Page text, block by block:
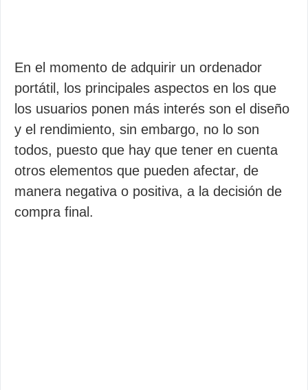
En el momento de adquirir un ordenador
portátil, los principales aspectos en los que
los usuarios ponen más interés son el diseño
y el rendimiento, sin embargo, no lo son
todos, puesto que hay que tener en cuenta
otros elementos que pueden afectar, de
manera negativa o positiva, a la decisión de
compra final.